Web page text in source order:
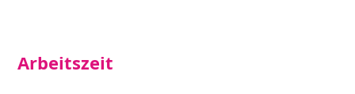
Arbeitszeit